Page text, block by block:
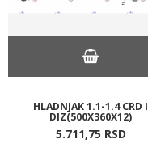
HLADNJAK 1.1-1.4 CRD I
DIZ(500X360X12)
5.711,75 RSD